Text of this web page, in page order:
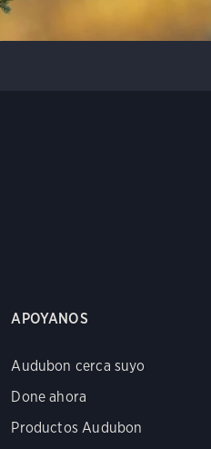
APOYANOS
Audubon cerca suyo
Done ahora
Productos Audubon